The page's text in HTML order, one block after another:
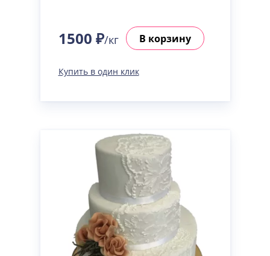
1500 ₽/кг В корзину
Купить в один клик